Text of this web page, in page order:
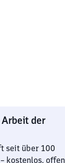
der
seit über 100
kostenlos, offen